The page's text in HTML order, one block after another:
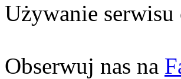
Używanie serwisu
Obserwuj nas na